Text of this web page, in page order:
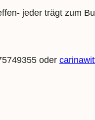
jeder trägt zum
oder